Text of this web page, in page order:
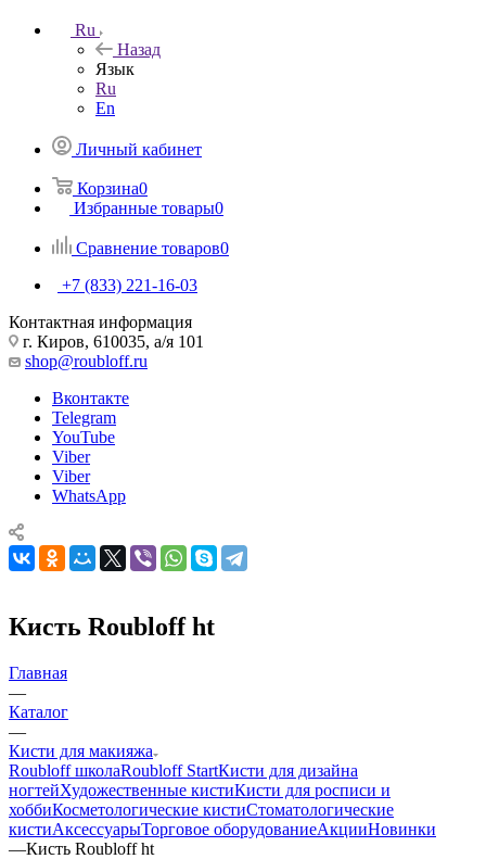
Ru
Назад
Язык
Ru
En
Личный кабинет
Корзина0
Избранные товары0
Сравнение товаров0
+7 (833) 221-16-03
Контактная информация
г. Киров, 610035, а/я 101
shop@roubloff.ru
Вконтакте
Telegram
YouTube
Viber
Viber
WhatsApp
Кисть Roubloff ht
Главная
—
Каталог
—
Кисти для макияжа
Roubloff школаRoubloff StartКисти для дизайна
ногтейХудожественные кистиКисти для росписи и
хоббиКосметологические кистиСтоматологические
кистиАксессуарыТорговое оборудованиеАкцииНовинки
—Кисть Roubloff ht